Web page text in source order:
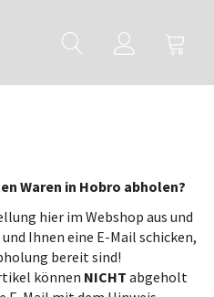
Waren in Hobro abholen?
hier im Webshop aus und
Ihnen eine E-Mail schicken,
bereit sind!
können NICHT abgeholt